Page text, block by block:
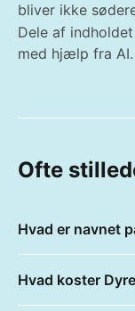
bliver ikke
Dele af
med hjælp fra AI.
Ofte
Hvad er navnet
Hvad koster